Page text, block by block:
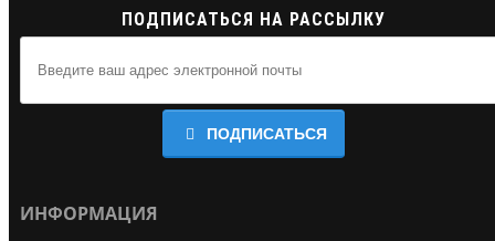
ПОДПИСАТЬСЯ НА РАССЫЛКУ
ПОДПИСАТЬСЯ
ИНФОРМАЦИЯ